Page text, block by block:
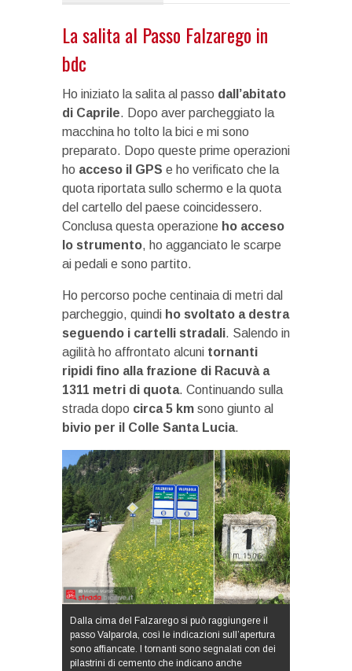
La salita al Passo Falzarego in
bdc
Ho iniziato la salita al passo dall’abitato
di Caprile. Dopo aver parcheggiato la
macchina ho tolto la bici e mi sono
preparato. Dopo queste prime operazioni
ho acceso il GPS e ho verificato che la
quota riportata sullo schermo e la quota
del cartello del paese coincidessero.
Conclusa questa operazione ho acceso
lo strumento, ho agganciato le scarpe
ai pedali e sono partito.
Ho percorso poche centinaia di metri dal
parcheggio, quindi ho svoltato a destra
seguendo i cartelli stradali. Salendo in
agilità ho affrontato alcuni tornanti
ripidi fino alla frazione di Racuvà a
1311 metri di quota. Continuando sulla
strada dopo circa 5 km sono giunto al
bivio per il Colle Santa Lucia.
Dalla cima del Falzarego si può raggiungere il
passo Valparola, così le indicazioni sull’apertura
sono affiancate. I tornanti sono segnalati con dei
pilastrini di cemento che indicano anche